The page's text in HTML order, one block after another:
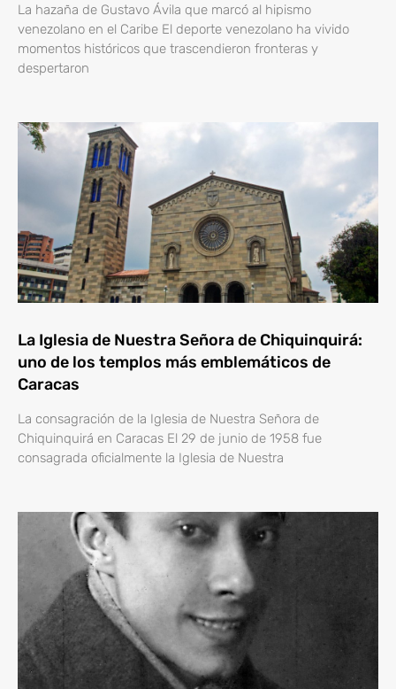
La hazaña de Gustavo Ávila que marcó al hipismo
venezolano en el Caribe El deporte venezolano ha vivido
momentos históricos que trascendieron fronteras y
despertaron
La Iglesia de Nuestra Señora de Chiquinquirá:
uno de los templos más emblemáticos de
Caracas
La consagración de la Iglesia de Nuestra Señora de
Chiquinquirá en Caracas El 29 de junio de 1958 fue
consagrada oficialmente la Iglesia de Nuestra